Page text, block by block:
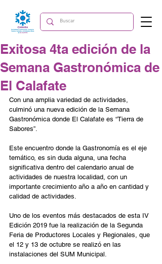
Exitosa 4ta edición de la
Semana Gastronómica de
El Calafate
Con una amplia variedad de actividades,
culminó una nueva edición de la Semana
Gastronómica donde El Calafate es “Tierra de
Sabores”.
Este encuentro donde la Gastronomía es el eje
temático, es sin duda alguna, una fecha
significativa dentro del calendario anual de
actividades de nuestra localidad, con un
importante crecimiento año a año en cantidad y
calidad de actividades.
Uno de los eventos más destacados de esta IV
Edición 2019 fue la realización de la Segunda
Feria de Productores Locales y Regionales, que
el 12 y 13 de octubre se realizó en las
instalaciones del SUM Municipal.